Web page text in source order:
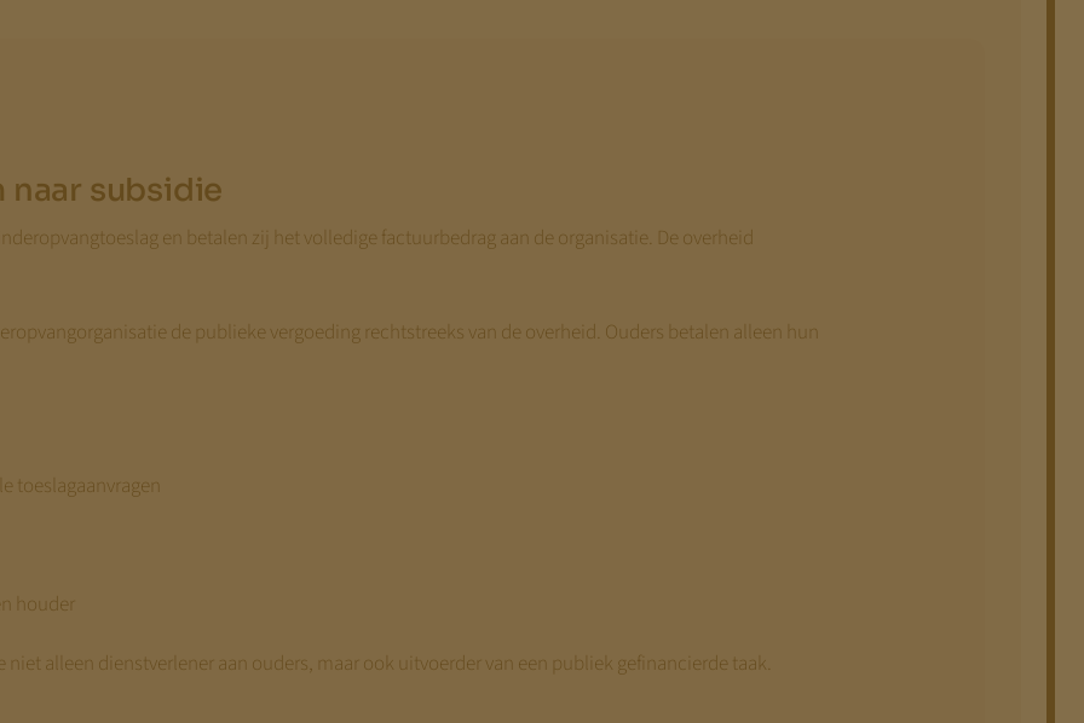
naar subsidie
en betalen zij het volledige factuurbedrag aan de organisatie. De overheid
de publieke vergoeding rechtstreeks van de overheid. Ouders betalen alleen hun
toeslagaanvragen
houder
alleen dienstverlener aan ouders, maar ook uitvoerder van een publiek gefinancierde taak.